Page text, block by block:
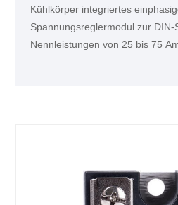
Kühlkörper integriertes
Spannungsreglermodul zur
Nennleistungen von 25 bis 75